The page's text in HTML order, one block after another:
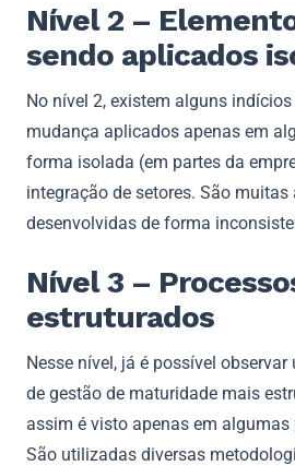
Nível 2 –
sendo aplicados
No nível 2, existem alguns
mudança aplicados apenas em
forma isolada (em partes da
integração de setores. São
desenvolvidas de forma
Nível 3 –
estruturados
Nesse nível, já é possível
de gestão de maturidade mais
assim é visto apenas em algumas
São utilizadas diversas